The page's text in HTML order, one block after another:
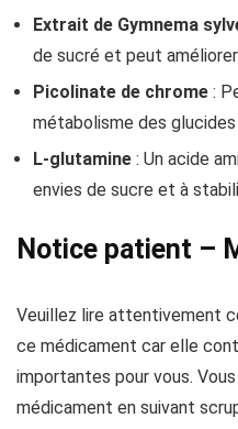
Extrait de Gymnema
de sucré et peut
Picolinate de chrome :
métabolisme des
L-glutamine : Un acide
envies de sucre et à
Notice patient –
Veuillez lire attentivement
ce médicament car elle
importantes pour vous.
médicament en suivant